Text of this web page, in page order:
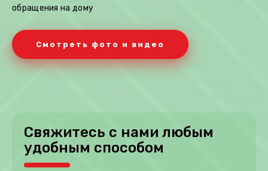
обращения на дому
Смотреть фото и видео
Свяжитесь с нами любым
удобным способом